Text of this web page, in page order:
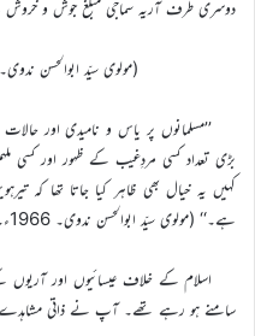
دوسری طرف آریہ سماجی مبلغ جوش و خروش
(مولوی سیّد ابوالحسن ندوی۔ 1966ء۔ قادیانیت طبع دوم لاہور صفحہ 17,45)
’’مسلمانوں پر یاس و نامیدی اور
بڑی تعداد کسی مردِغیب کے ظہور اور کسی
کہیں یہ خیال بھی ظاہر کیا جاتا تھا کہ
ہے۔‘‘ (مولوی سیّد ابوالحسن ندوی۔ 1966ء۔ قادیانیت طبع دوم لاہور صفحہ17,45)
اسلام کے خلاف عیسائیوں اور
سامنے ہو رہے تھے۔ آپ نے ذاتی مشاہدے کی